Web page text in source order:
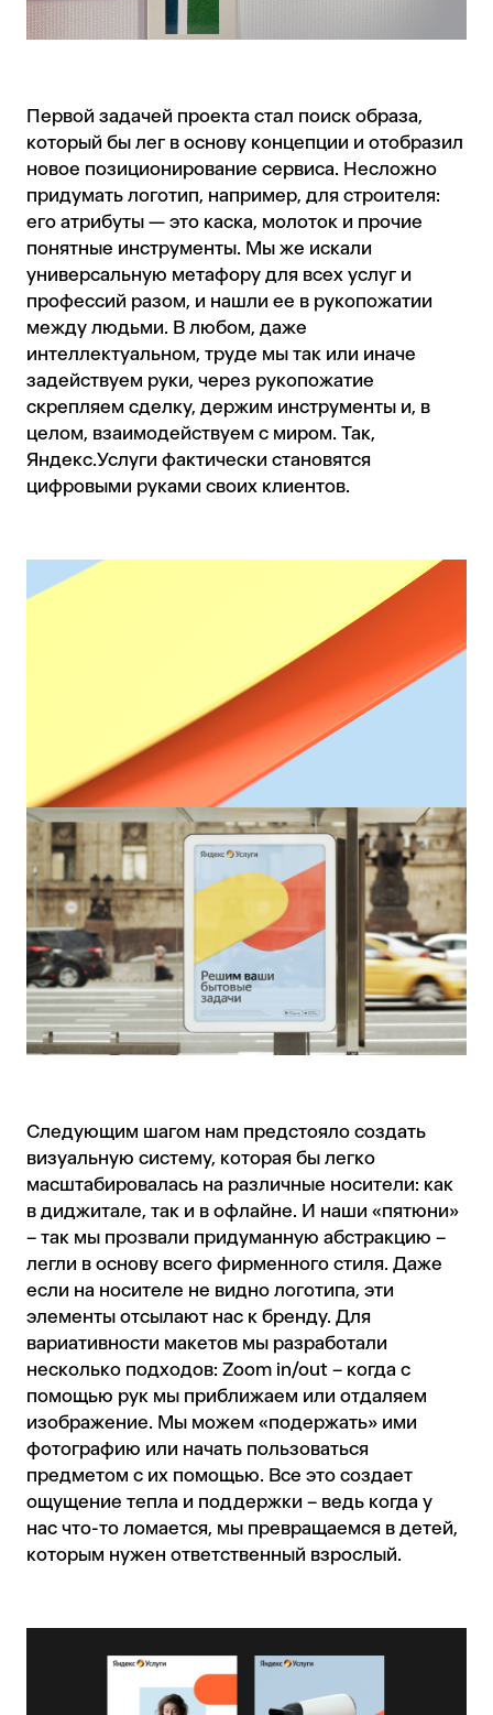
Первой задачей проекта стал поиск образа,
который бы лег в основу концепции и отобразил
новое позиционирование сервиса. Несложно
придумать логотип, например, для строителя:
его атрибуты — это каска, молоток и прочие
понятные инструменты. Мы же искали
универсальную метафору для всех услуг и
профессий разом, и нашли ее в рукопожатии
между людьми. В любом, даже
интеллектуальном, труде мы так или иначе
задействуем руки, через рукопожатие
скрепляем сделку, держим инструменты и, в
целом, взаимодействуем с миром. Так,
Яндекс.Услуги фактически становятся
цифровыми руками своих клиентов.
Следующим шагом нам предстояло создать
визуальную систему, которая бы легко
масштабировалась на различные носители: как
в диджитале, так и в офлайне. И наши «пятюни»
– так мы прозвали придуманную абстракцию –
легли в основу всего фирменного стиля. Даже
если на носителе не видно логотипа, эти
элементы отсылают нас к бренду. Для
вариативности макетов мы разработали
несколько подходов: Zoom in/out – когда с
помощью рук мы приближаем или отдаляем
изображение. Мы можем «подержать» ими
фотографию или начать пользоваться
предметом с их помощью. Все это создает
ощущение тепла и поддержки – ведь когда у
нас что-то ломается, мы превращаемся в детей,
которым нужен ответственный взрослый.